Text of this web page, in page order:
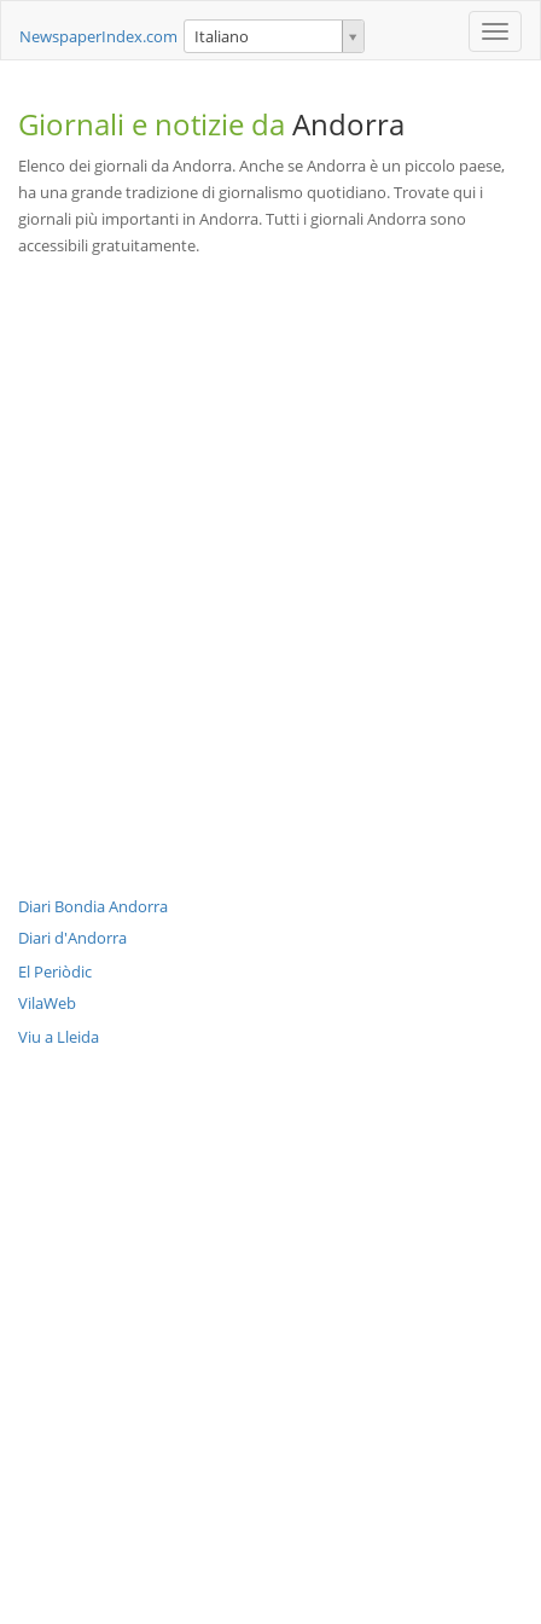
Toggle
NewspaperIndex.com Italiano
Giornali e notizie da Andorra
Elenco dei giornali da Andorra. Anche se Andorra è un piccolo paese,
ha una grande tradizione di giornalismo quotidiano. Trovate qui i
giornali più importanti in Andorra. Tutti i giornali Andorra sono
accessibili gratuitamente.
Diari Bondia Andorra
Diari d'Andorra
El Periòdic
VilaWeb
Viu a Lleida